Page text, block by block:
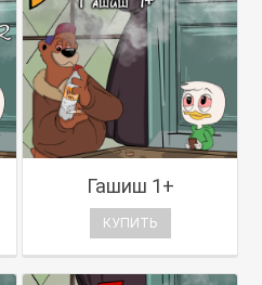
Гашиш 1+
КУПИТЬ